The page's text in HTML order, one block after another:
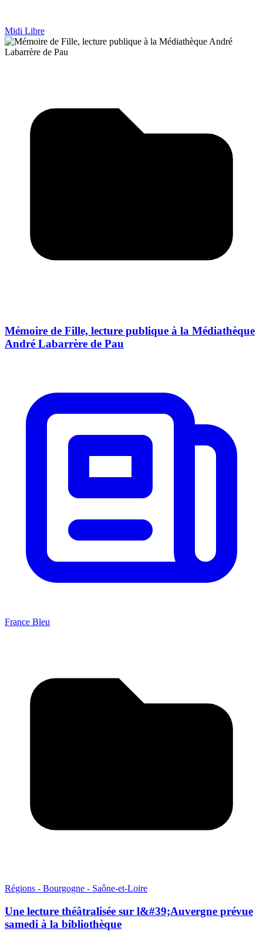
Midi Libre
Mémoire de Fille, lecture publique à la Médiathèque
André Labarrère de Pau
France Bleu
Régions - Bourgogne - Saône-et-Loire
Une lecture théâtralisée sur l&#39;Auvergne prévue
samedi à la bibliothèque